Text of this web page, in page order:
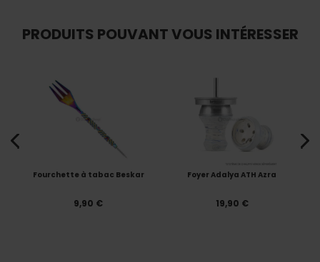
PRODUITS POUVANT VOUS INTÉRESSER
Fourchette à tabac Beskar
9,90 €
Foyer Adalya ATH Azra
19,90 €